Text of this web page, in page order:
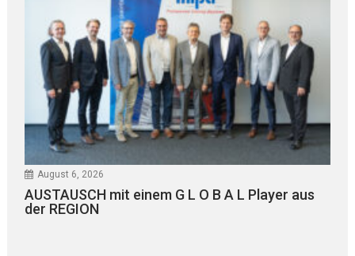
August 6, 2026
AUSTAUSCH mit einem G L O B A L Player aus
der REGION